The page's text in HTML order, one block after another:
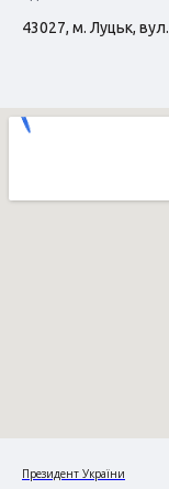
43027, м. Луцьк,
Президент України